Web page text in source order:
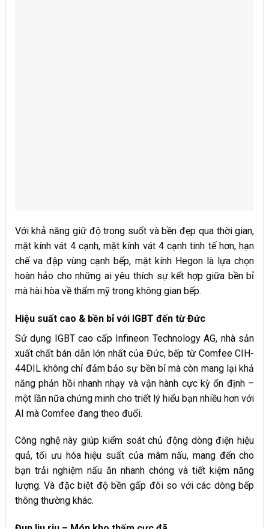
Với khả năng giữ độ trong suốt và bền đẹp qua thời gian,
mặt kính vát 4 cạnh, mặt kính vát 4 cạnh tinh tế hơn, hạn
chế va đập vùng cạnh bếp, mặt kính Hegon là lựa chọn
hoàn hảo cho những ai yêu thích sự kết hợp giữa bền bỉ
mà hài hòa về thẩm mỹ trong không gian bếp.
Hiệu suất cao & bền bỉ với IGBT đến từ Đức
Sử dụng IGBT cao cấp Infineon Technology AG, nhà sản
xuất chất bán dẫn lớn nhất của Đức, bếp từ Comfee CIH-
44DIL không chỉ đảm bảo sự bền bỉ mà còn mang lại khả
năng phản hồi nhanh nhạy và vận hành cực kỳ ổn định –
một lần nữa chứng minh cho triết lý hiểu bạn nhiều hơn với
AI mà Comfee đang theo đuổi.
Công nghệ này giúp kiểm soát chủ động dòng điện hiệu
quả, tối ưu hóa hiệu suất của mâm nấu, mang đến cho
bạn trải nghiệm nấu ăn nhanh chóng và tiết kiệm năng
lượng. Và đặc biệt độ bền gấp đôi so với các dòng bếp
thông thường khác.